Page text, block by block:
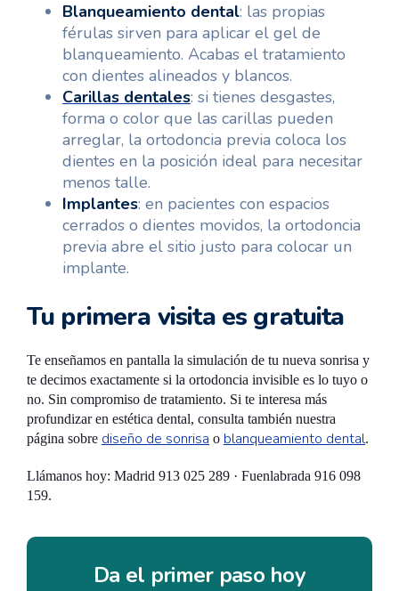
Blanqueamiento dental: las propias
férulas sirven para aplicar el gel de
blanqueamiento. Acabas el tratamiento
con dientes alineados y blancos.
Carillas dentales: si tienes desgastes,
forma o color que las carillas pueden
arreglar, la ortodoncia previa coloca los
dientes en la posición ideal para necesitar
menos talle.
Implantes: en pacientes con espacios
cerrados o dientes movidos, la ortodoncia
previa abre el sitio justo para colocar un
implante.
Tu primera visita es gratuita
Te enseñamos en pantalla la simulación de tu nueva sonrisa y
te decimos exactamente si la ortodoncia invisible es lo tuyo o
no. Sin compromiso de tratamiento. Si te interesa más
profundizar en estética dental, consulta también nuestra
página sobre diseño de sonrisa o blanqueamiento dental.
Llámanos hoy: Madrid 913 025 289 · Fuenlabrada 916 098
159.
Da el primer paso hoy